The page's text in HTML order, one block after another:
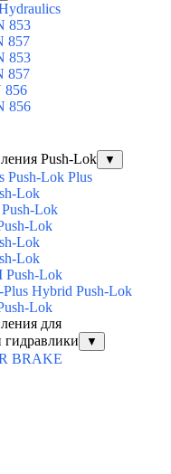
853
857
853
857
856
856
Push-Lok
▼
Push-Lok Plus
Lok
Lok
Lok
Lok
Lok
Push-Lok
Plus Hybrid Push-Lok
Lok
для
гидравлики
▼
BRAKE